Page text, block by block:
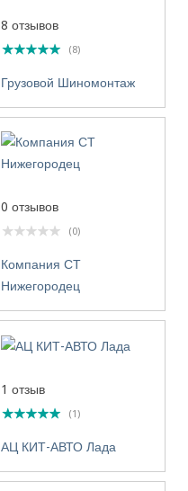
8 отзывов
(8)
Грузовой Шиномонтаж
0 отзывов
(0)
Компания СТ
Нижегородец
1 отзыв
(1)
АЦ КИТ-АВТО Лада